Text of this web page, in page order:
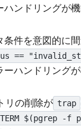
ハンドリングが
条件を意図的に
==
ーハンドリング
リの削除が trap
$(pgrep -f